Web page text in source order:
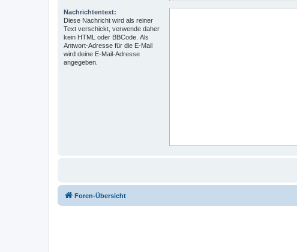
Nachrichtentext:
Diese Nachricht wird als reiner
Text verschickt, verwende daher
kein HTML oder BBCode. Als
Antwort-Adresse für die E-Mail
wird deine E-Mail-Adresse
angegeben.
Foren-Übersicht